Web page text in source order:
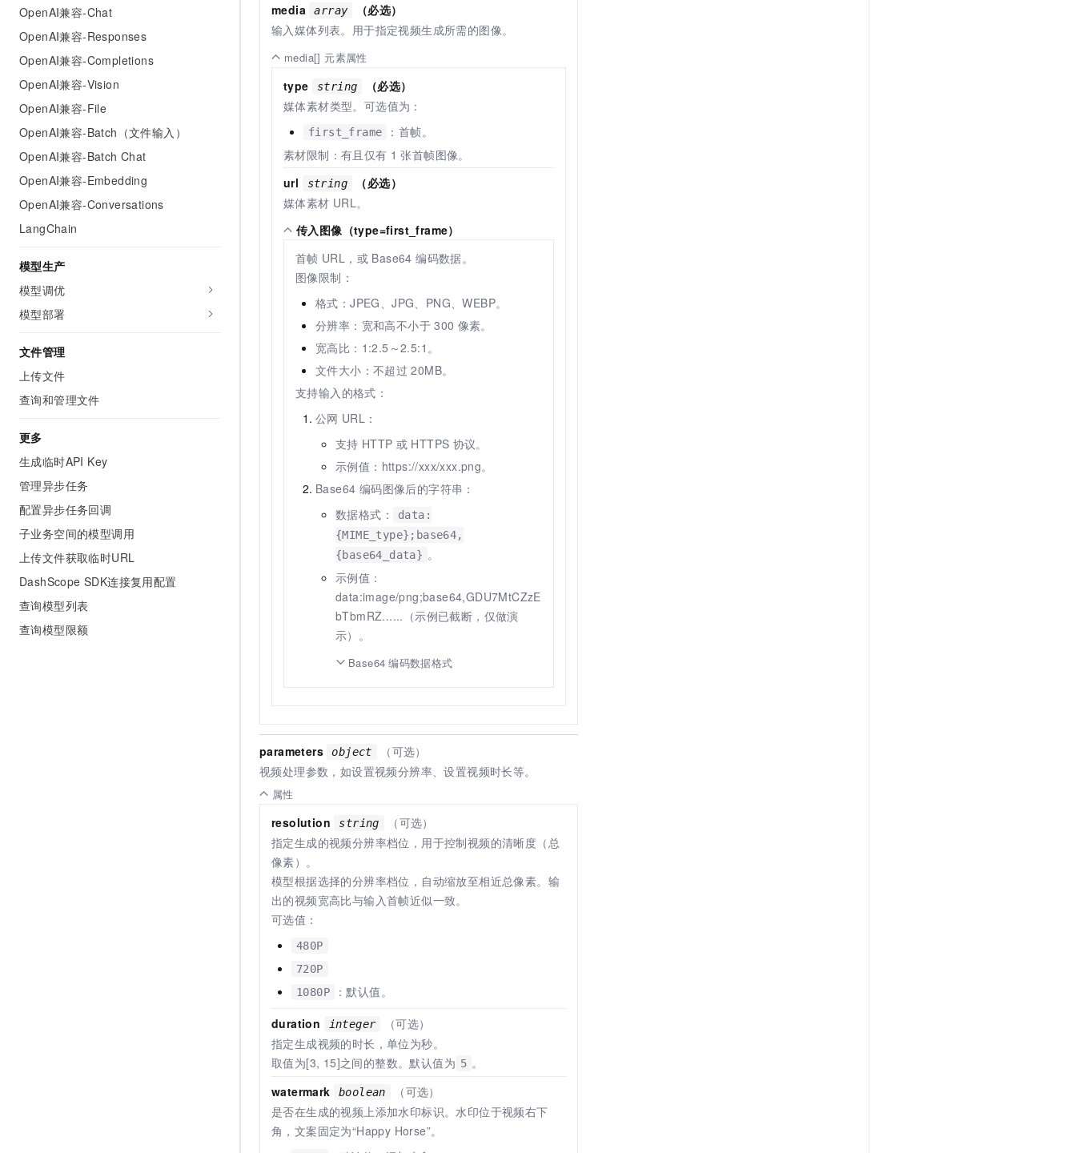
OpenAI兼容-Chat
OpenAI兼容-Responses
OpenAI兼容-Completions
OpenAI兼容-Vision
OpenAI兼容-File
OpenAI兼容-Batch（文件输入）
OpenAI兼容-Batch Chat
OpenAI兼容-Embedding
OpenAI兼容-Conversations
LangChain
模型生产
模型调优
模型部署
文件管理
上传文件
查询和管理文件
更多
生成临时API Key
管理异步任务
配置异步任务回调
子业务空间的模型调用
上传文件获取临时URL
DashScope SDK连接复用配置
查询模型列表
查询模型限额
media
array
（必选）
输入媒体列表。用于指定视频生成所需的图像。
media[] 元素属性
type string
（必选）
媒体素材类型。可选值为：
first_frame
：首帧。
素材限制：有且仅有 1 张首帧图像。
url
string
（必选）
媒体素材 URL。
传入图像（type=first_frame）
首帧 URL，或 Base64 编码数据。
图像限制：
格式：JPEG、JPG、PNG、WEBP。
分辨率：宽和高不小于 300 像素。
宽高比：1:2.5～2.5:1。
文件大小：不超过 20MB。
支持输入的格式：
公网 URL：
支持 HTTP 或 HTTPS 协议。
示例值：https://xxx/xxx.png。
Base64 编码图像后的字符串：
数据格式：
data:
{MIME_type};base64,
{base64_data} 。
示例值：
data:image/png;base64,GDU7MtCZzE
bTbmRZ......（示例已截断，仅做演
示）。
Base64 编码数据格式
parameters object
（可选）
视频处理参数，如设置视频分辨率、设置视频时长等。
属性
resolution string
（可选）
指定生成的视频分辨率档位，用于控制视频的清晰度（总
像素）。
模型根据选择的分辨率档位，自动缩放至相近总像素。输
出的视频宽高比与输入首帧近似一致。
可选值：
480P
720P
1080P
：默认值。
duration
integer
（可选）
指定生成视频的时长，单位为秒。
取值为[3, 15]之间的整数。默认值为 5 。
watermark
boolean
（可选）
是否在生成的视频上添加水印标识。水印位于视频右下
角，文案固定为“Happy Horse”。